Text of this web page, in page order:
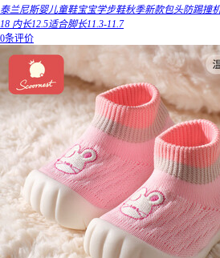
泰兰尼斯婴儿童鞋宝宝学步鞋秋季新款包头防踢撞
18 内长12.5适合脚长11.3-11.7
0条评价